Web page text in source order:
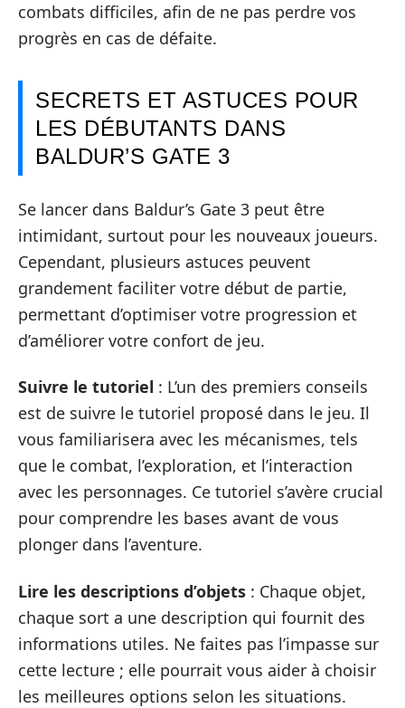
combats difficiles, afin de ne pas perdre vos
progrès en cas de défaite.
SECRETS ET ASTUCES POUR
LES DÉBUTANTS DANS
BALDUR’S GATE 3
Se lancer dans Baldur’s Gate 3 peut être
intimidant, surtout pour les nouveaux joueurs.
Cependant, plusieurs astuces peuvent
grandement faciliter votre début de partie,
permettant d’optimiser votre progression et
d’améliorer votre confort de jeu.
Suivre le tutoriel : L’un des premiers conseils
est de suivre le tutoriel proposé dans le jeu. Il
vous familiarisera avec les mécanismes, tels
que le combat, l’exploration, et l’interaction
avec les personnages. Ce tutoriel s’avère crucial
pour comprendre les bases avant de vous
plonger dans l’aventure.
Lire les descriptions d’objets : Chaque objet,
chaque sort a une description qui fournit des
informations utiles. Ne faites pas l’impasse sur
cette lecture ; elle pourrait vous aider à choisir
les meilleures options selon les situations.